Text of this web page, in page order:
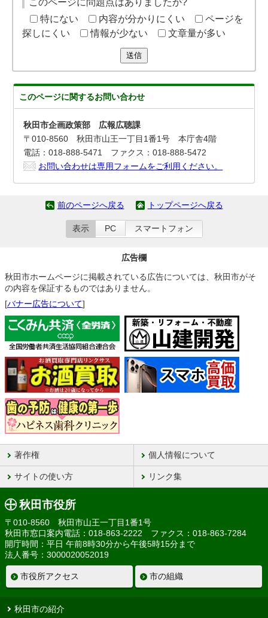
このページに問題点はありましたか?
特にない
内容が分かりにくい
ページを
探しにくい
情報が少ない 文章量が多い
送信
このページに関するお問い合わせ
秋田市企画政策部 広報広聴課
〒010-8560 秋田市山王一丁目1番1号 本庁舎4階
電話：018-888-5471 ファクス：018-888-5472
お問い合わせは専用フォームをご利用ください。
前のページへ戻る トップページへ戻る
表示 PC スマートフォン
広告欄
秋田市ホームページに掲載されている広告については、秋田市がそ
の内容を保証するものではありません。
[バナー広告について]
著作権 個人情報について
サイトの使い方 リンク集
秋田市役所
〒010-8560 秋田市山王一丁目1番1号
秋田市窓口案内電話：018-863-2222 ファクス：018-863-7284
開庁時間：平日 午前8時30分から午後5時15分まで
法人番号：3000020052019
市役所アクセス 市の組織
秋田市の紹介